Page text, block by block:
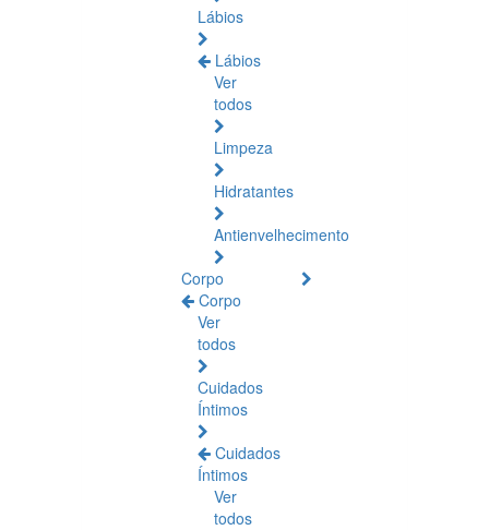
Lábios
Lábios
Ver
todos
Limpeza
Hidratantes
Antienvelhecimento
Corpo
Corpo
Ver
todos
Cuidados
Íntimos
Cuidados
Íntimos
Ver
todos